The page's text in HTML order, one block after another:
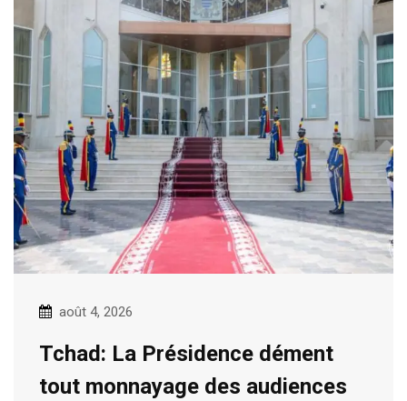
août 4, 2026
Tchad: La Présidence dément
tout monnayage des audiences